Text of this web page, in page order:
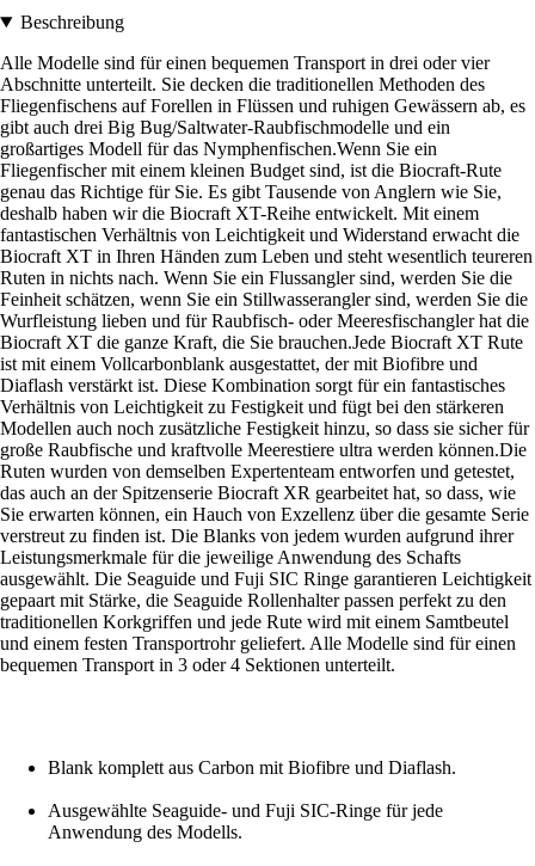
Beschreibung
Alle Modelle sind für einen bequemen Transport in drei oder vier
Abschnitte unterteilt. Sie decken die traditionellen Methoden des
Fliegenfischens auf Forellen in Flüssen und ruhigen Gewässern ab, es
gibt auch drei Big Bug/Saltwater-Raubfischmodelle und ein
großartiges Modell für das Nymphenfischen.Wenn Sie ein
Fliegenfischer mit einem kleinen Budget sind, ist die Biocraft-Rute
genau das Richtige für Sie. Es gibt Tausende von Anglern wie Sie,
deshalb haben wir die Biocraft XT-Reihe entwickelt. Mit einem
fantastischen Verhältnis von Leichtigkeit und Widerstand erwacht die
Biocraft XT in Ihren Händen zum Leben und steht wesentlich teureren
Ruten in nichts nach. Wenn Sie ein Flussangler sind, werden Sie die
Feinheit schätzen, wenn Sie ein Stillwasserangler sind, werden Sie die
Wurfleistung lieben und für Raubfisch- oder Meeresfischangler hat die
Biocraft XT die ganze Kraft, die Sie brauchen.Jede Biocraft XT Rute
ist mit einem Vollcarbonblank ausgestattet, der mit Biofibre und
Diaflash verstärkt ist. Diese Kombination sorgt für ein fantastisches
Verhältnis von Leichtigkeit zu Festigkeit und fügt bei den stärkeren
Modellen auch noch zusätzliche Festigkeit hinzu, so dass sie sicher für
große Raubfische und kraftvolle Meerestiere ultra werden können.Die
Ruten wurden von demselben Expertenteam entworfen und getestet,
das auch an der Spitzenserie Biocraft XR gearbeitet hat, so dass, wie
Sie erwarten können, ein Hauch von Exzellenz über die gesamte Serie
verstreut zu finden ist. Die Blanks von jedem wurden aufgrund ihrer
Leistungsmerkmale für die jeweilige Anwendung des Schafts
ausgewählt. Die Seaguide und Fuji SIC Ringe garantieren Leichtigkeit
gepaart mit Stärke, die Seaguide Rollenhalter passen perfekt zu den
traditionellen Korkgriffen und jede Rute wird mit einem Samtbeutel
und einem festen Transportrohr geliefert. Alle Modelle sind für einen
bequemen Transport in 3 oder 4 Sektionen unterteilt.
Blank komplett aus Carbon mit Biofibre und Diaflash.
Ausgewählte Seaguide- und Fuji SIC-Ringe für jede
Anwendung des Modells.